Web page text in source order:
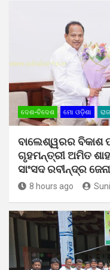
ଦେଶ-ବିଦେଶ ମୋ ଓଡ଼ିଶା
ବାଲେଶ୍ୱରର ବିକାଶ
ଗୃହମନ୍ତ୍ରୀ ଅମିତ
ସାଂସଦ ରବୀନ୍ଦ୍ର ଜେନା
8 hours ago